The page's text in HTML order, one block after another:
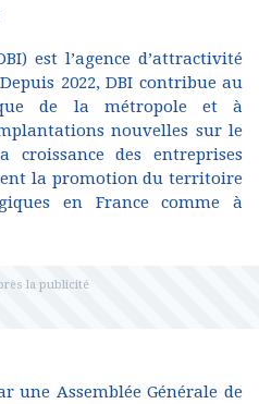
est l’agence d’attractivité
2022, DBI contribue au
de la métropole et à
nouvelles sur le
des entreprises
la promotion du territoire
en France comme à
une Assemblée Générale de